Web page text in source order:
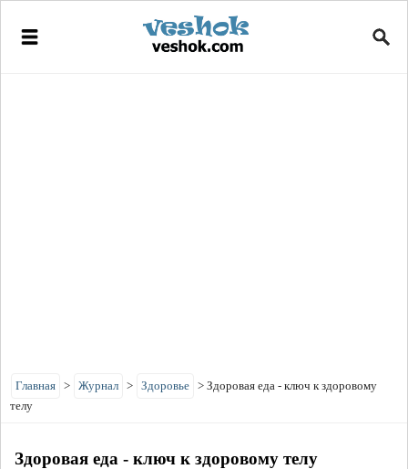
Главная > Журнал > Здоровье > Здоровая еда - ключ к здоровому
телу
Здоровая еда - ключ к здоровому телу